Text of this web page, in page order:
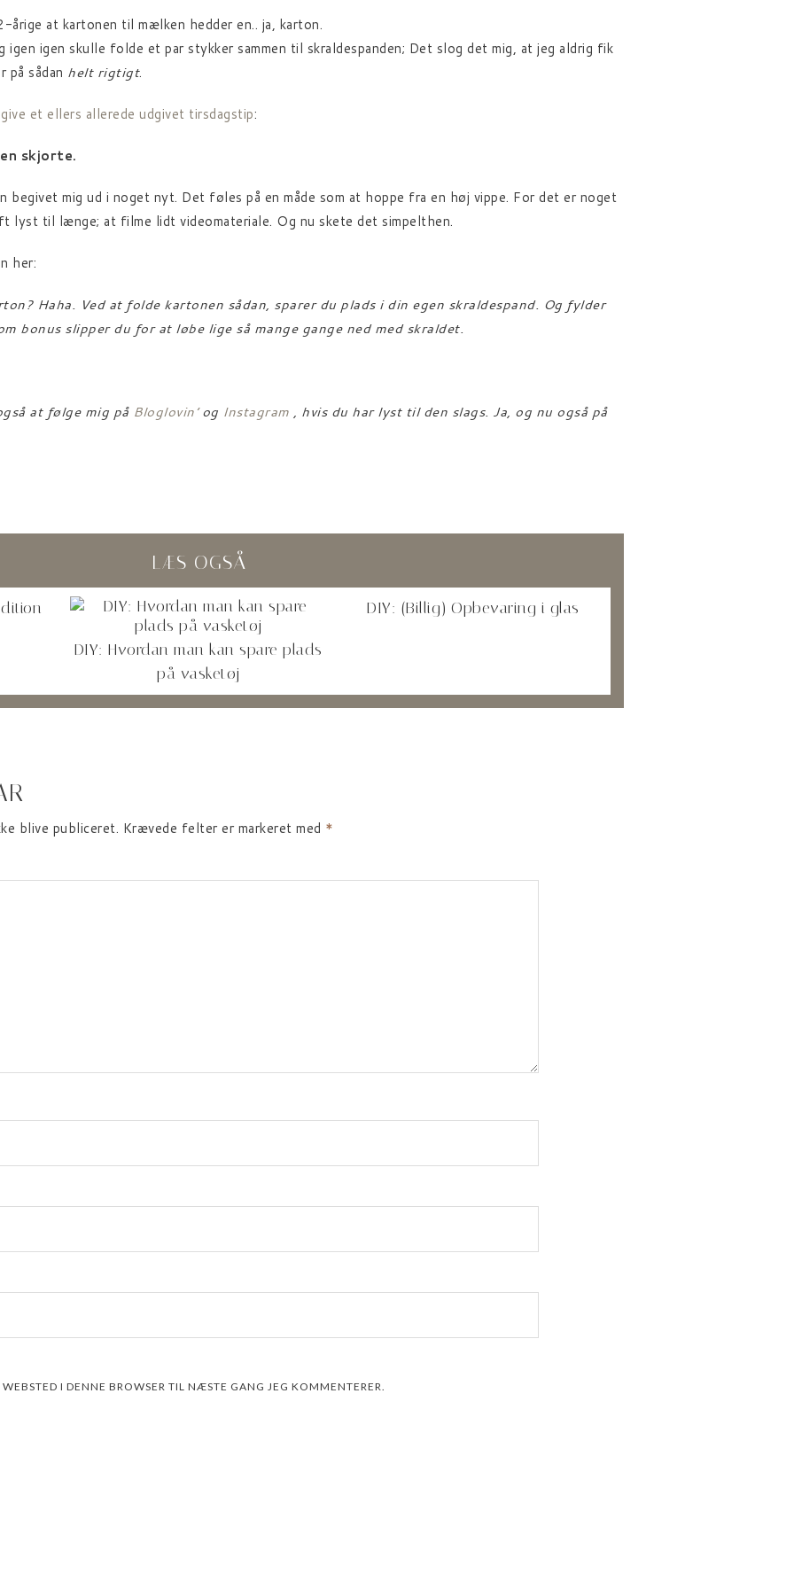
årige at kartonen til mælken hedder en.. ja, karton.
igen skulle folde et par stykker sammen til skraldespanden; Det slog det mig, at jeg aldrig fik
på sådan helt rigtigt.
et ellers allerede udgivet tirsdagstip:
skjorte.
begivet mig ud i noget nyt. Det føles på en måde som at hoppe fra en høj vippe. For det er noget
lyst til længe; at filme lidt videomateriale. Og nu skete det simpelthen.
her:
Haha. Ved at folde kartonen sådan, sparer du plads i din egen skraldespand. Og fylder
bonus slipper du for at løbe lige så mange gange ned med skraldet.
at følge mig på Bloglovin’og Instagram , hvis du har lyst til den slags. Ja, og nu også på
LÆS OGSÅ
DIY: Hvordan man kan spare plads
på vasketøj
DIY: (Billig) Opbevaring i glas
blive publiceret. Krævede felter er markeret med *
I DENNE BROWSER TIL NÆSTE GANG JEG KOMMENTERER.